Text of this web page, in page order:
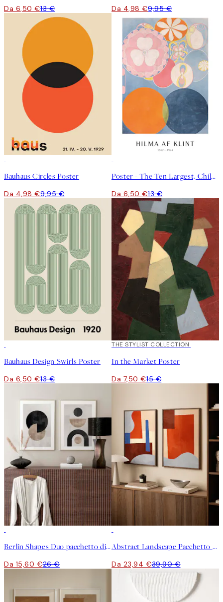
Da 6,50 €13 € Da 4,98 €9,95 €
Bauhaus Circles Poster
Da 4,98 €9,95 €
Poster - The Ten Largest, Childhood, No.2 by Hilma af Klint
Da 6,50 €13 €
Bauhaus Design Swirls Poster
Da 6,50 €13 €
50%*
THE STYLIST COLLECTION
In the Market Poster
Da 7,50 €15 €
Berlin Shapes Duo pacchetto di poster
Da 15,60 €26 €
Abstract Landscape Pacchetto di Poster
Da 23,94 €39,90 €